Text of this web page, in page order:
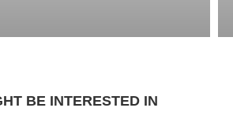
BE INTERESTED IN